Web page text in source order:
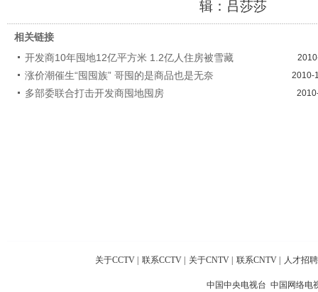
辑：吕莎莎
相关链接
开发商10年囤地12亿平方米 1.2亿人住房被雪藏
涨价潮催生“囤囤族” 哥囤的是商品也是无奈 2010-
多部委联合打击开发商囤地囤房
关于CCTV | 联系CCTV | 关于CNTV | 联系CNTV | 人才招聘
中国中央电视台 中国网络电